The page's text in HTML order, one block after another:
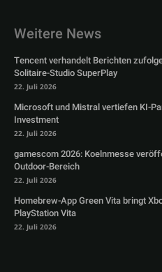
Weitere News
Tencent verhandelt Berichten
Solitaire-Studio SuperPlay
22. Juli 2026
Microsoft und Mistral vertiefen KI-
Investment
22. Juli 2026
gamescom 2026: Koelnmesse
Outdoor-Bereich
22. Juli 2026
Homebrew-App Green Vita bringt
PlayStation Vita
22. Juli 2026